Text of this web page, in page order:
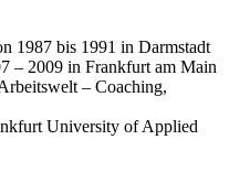
1987 bis 1991 in Darmstadt
– 2009 in Frankfurt am Main
– Coaching,
University of Applied